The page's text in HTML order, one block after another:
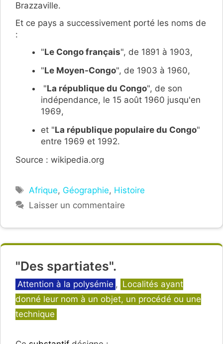
Brazzaville.
Et ce pays a successivement porté les noms de
:
"Le Congo français", de 1891 à 1903,
"Le Moyen-Congo", de 1903 à 1960,
"La république du Congo", de son
indépendance, le 15 août 1960 jusqu'en
1969,
et "La république populaire du Congo"
entre 1969 et 1992.
Source : wikipedia.org
Étiquettes
Afrique, Géographie, Histoire
Laisser un commentaire
"Des spartiates".
Catégories
Attention à la polysémie , Localités ayant
donné leur nom à un objet, un procédé ou une
technique